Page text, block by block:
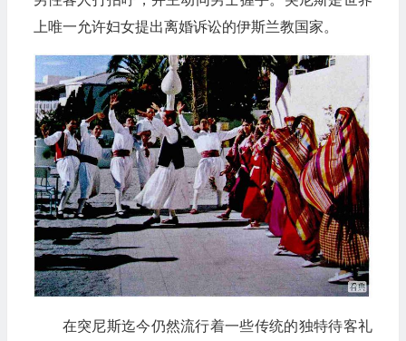
上唯一允许妇女提出离婚诉讼的伊斯兰教国家。
在突尼斯迄今仍然流行着一些传统的独特待客礼